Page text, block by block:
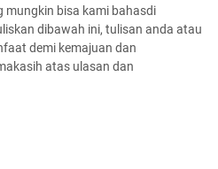
mungkin bisa kami bahasdi
dibawah ini, tulisan anda atau
demi kemajuan dan
atas ulasan dan